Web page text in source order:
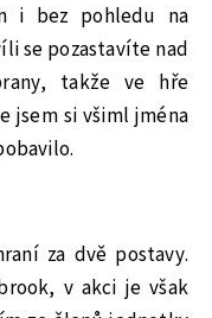
i bez pohledu na
se pozastavíte nad
takže ve hře
jsem si všiml jména
za dvě postavy.
v akci je však